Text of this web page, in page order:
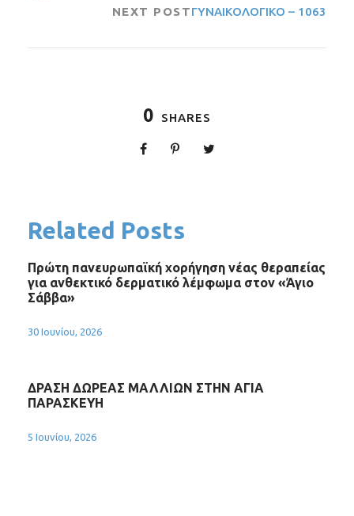
NEXT POSTΓΥΝΑΙΚΟΛΟΓΙΚΟ – 1063
0 SHARES
Related Posts
Πρώτη πανευρωπαϊκή χορήγηση νέας θεραπείας
για ανθεκτικό δερματικό λέμφωμα στον «Άγιο
Σάββα»
30 Ιουνίου, 2026
ΔΡΑΣΗ ΔΩΡΕΑΣ ΜΑΛΛΙΩΝ ΣΤΗΝ ΑΓΙΑ
ΠΑΡΑΣΚΕΥΗ
5 Ιουνίου, 2026